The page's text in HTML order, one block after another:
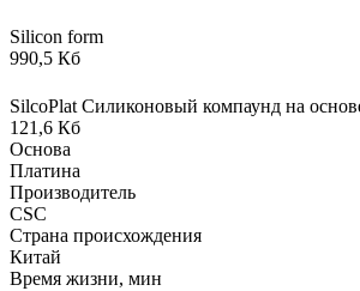
Silicon form
990,5 Кб
SilcoPlat Силиконовый компаунд на
121,6 Кб
Основа
Платина
Производитель
CSC
Страна происхождения
Китай
Время жизни, мин